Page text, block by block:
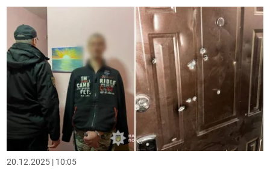
20.12.2025 | 10:05